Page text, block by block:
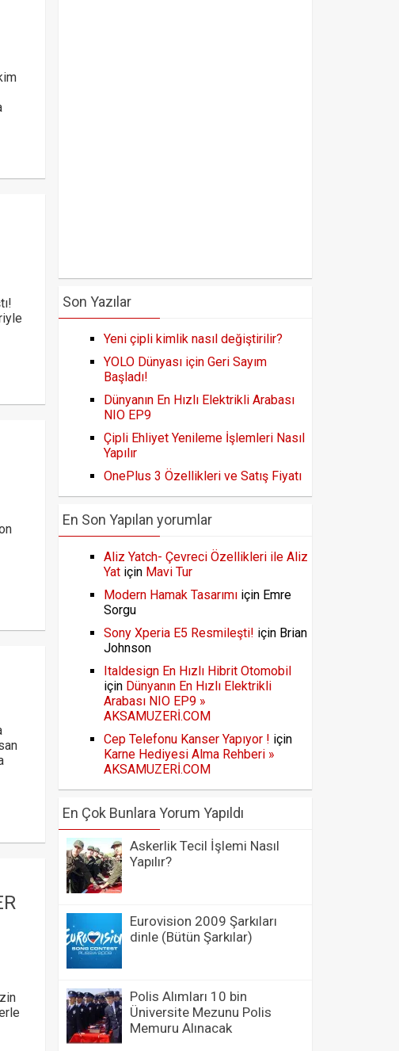
Son Yazılar
Yeni çipli kimlik nasıl değiştirilir?
YOLO Dünyası için Geri Sayım
Başladı!
Dünyanın En Hızlı Elektrikli Arabası
NIO EP9
Çipli Ehliyet Yenileme İşlemleri Nasıl
Yapılır
OnePlus 3 Özellikleri ve Satış Fiyatı
En Son Yapılan yorumlar
Aliz Yatch- Çevreci Özellikleri ile Aliz
Yat için Mavi Tur
Modern Hamak Tasarımı için Emre
Sorgu
Sony Xperia E5 Resmileşti! için Brian
Johnson
Italdesign En Hızlı Hibrit Otomobil
için Dünyanın En Hızlı Elektrikli
Arabası NIO EP9 »
AKSAMUZERİ.COM
Cep Telefonu Kanser Yapıyor ! için
Karne Hediyesi Alma Rehberi »
AKSAMUZERİ.COM
En Çok Bunlara Yorum Yapıldı
Askerlik Tecil İşlemi Nasıl
Yapılır?
Eurovision 2009 Şarkıları
dinle (Bütün Şarkılar)
Polis Alımları 10 bin
Üniversite Mezunu Polis
Memuru Alınacak